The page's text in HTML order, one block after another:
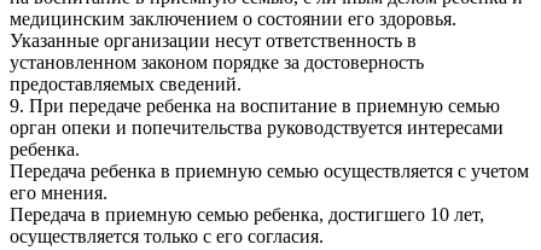
медицинским заключением о состоянии его здоровья.
Указанные организации несут ответственность в
установленном законом порядке за достоверность
предоставляемых сведений.
9. При передаче ребенка на воспитание в приемную семью
орган опеки и попечительства руководствуется интересами
ребенка.
Передача ребенка в приемную семью осуществляется с учетом
его мнения.
Передача в приемную семью ребенка, достигшего 10 лет,
осуществляется только с его согласия.